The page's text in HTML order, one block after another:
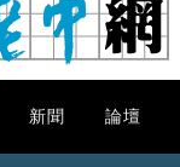
新聞 論壇